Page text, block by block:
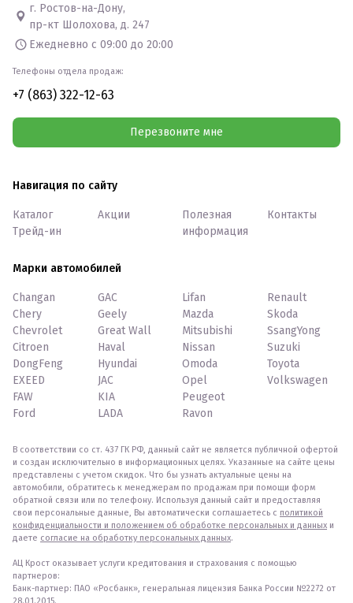
г. Ростов-на-Дону,
пр-кт Шолохова, д. 247
Ежедневно с 09:00 до 20:00
Телефоны отдела продаж:
+7 (863) 322-12-63
Перезвоните мне
Навигация по сайту
Каталог
Трейд-ин
Акции
Полезная
информация
Контакты
Марки автомобилей
Changan
Chery
Chevrolet
Citroen
DongFeng
EXEED
FAW
Ford
GAC
Geely
Great Wall
Haval
Hyundai
JAC
KIA
LADA
Lifan
Mazda
Mitsubishi
Nissan
Omoda
Opel
Peugeot
Ravon
Renault
Skoda
SsangYong
Suzuki
Toyota
Volkswagen
В соответствии со ст. 437 ГК РФ, данный сайт не является публичной офертой
и создан исключительно в информационных целях. Указанные на сайте цены
представлены с учетом скидок. Что бы узнать актуальные цены на
автомобили, обратитесь к менеджерам по продажам при помощи форм
обратной связи или по телефону. Используя данный сайт и предоставляя
свои персональные данные, Вы автоматически соглашаетесь с политикой
конфиденциальности и положением об обработке персональных и данных и
даете согласие на обработку персональных данных.
АЦ Крост оказывает услуги кредитования и страхования с помощью
партнеров:
Банк-партнер: ПАО «Росбанк», генеральная лицензия Банка России №2272 от